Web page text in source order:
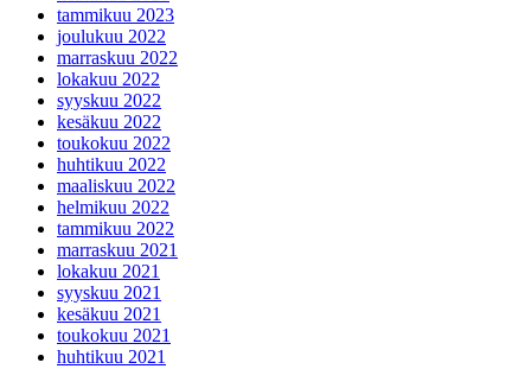
tammikuu 2023
joulukuu 2022
marraskuu 2022
lokakuu 2022
syyskuu 2022
kesäkuu 2022
toukokuu 2022
huhtikuu 2022
maaliskuu 2022
helmikuu 2022
tammikuu 2022
marraskuu 2021
lokakuu 2021
syyskuu 2021
kesäkuu 2021
toukokuu 2021
huhtikuu 2021